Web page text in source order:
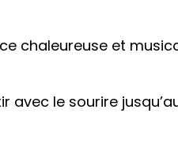
chaleureuse et
le sourire